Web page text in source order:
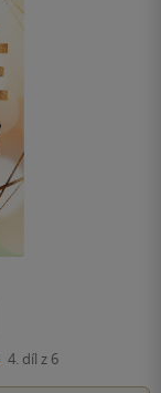
4. díl z 6